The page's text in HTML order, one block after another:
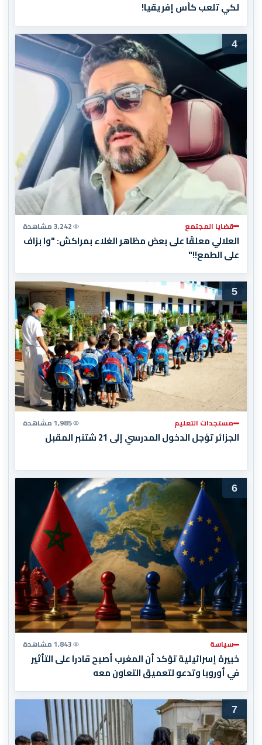
لكي تلعب كأس إفريقيا!
4
قضايا المجتمع 3,242 مشاهدة
العلالي معلقًا على بعض مظاهر الغلاء بمراكش: "وا بزاف
على الطمع!!"
5
مستجدات التعليم 1,985 مشاهدة
الجزائر تؤجل الدخول المدرسي إلى 21 شتنبر المقبل
6
سياسة 1,843 مشاهدة
خبيرة إسرائيلية تؤكد أن المغرب أصبح قادرا على التأثير
في أوروبا وتدعو لتعميق التعاون معه
7